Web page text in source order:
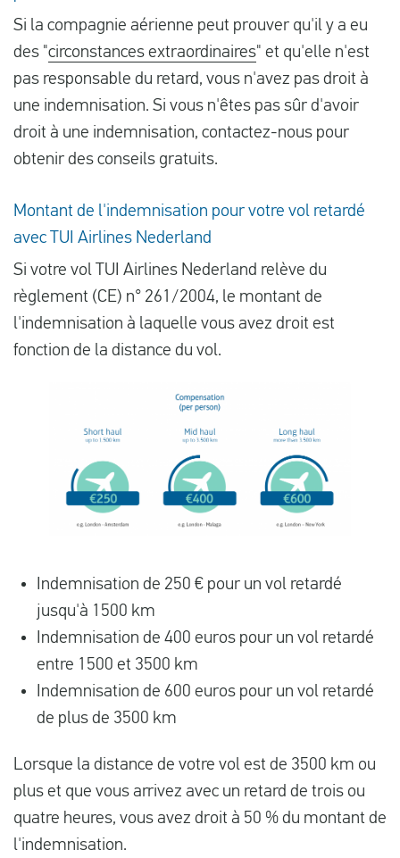
Si la compagnie aérienne peut prouver qu'il y a eu
des "circonstances extraordinaires" et qu'elle n'est
pas responsable du retard, vous n'avez pas droit à
une indemnisation. Si vous n'êtes pas sûr d'avoir
droit à une indemnisation, contactez-nous pour
obtenir des conseils gratuits.
Montant de l'indemnisation pour votre vol retardé
avec TUI Airlines Nederland
Si votre vol TUI Airlines Nederland relève du
règlement (CE) n° 261/2004, le montant de
l'indemnisation à laquelle vous avez droit est
fonction de la distance du vol.
Indemnisation de 250 € pour un vol retardé
jusqu'à 1500 km
Indemnisation de 400 euros pour un vol retardé
entre 1500 et 3500 km
Indemnisation de 600 euros pour un vol retardé
de plus de 3500 km
Lorsque la distance de votre vol est de 3500 km ou
plus et que vous arrivez avec un retard de trois ou
quatre heures, vous avez droit à 50 % du montant de
l'indemnisation.